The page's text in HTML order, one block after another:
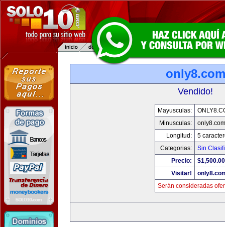
only8.com
Vendido!
Mayusculas:
Minusculas:
only8.com
Longitud:
5
Categorias:
Sin
Precio:
$1,500.00
Visitar!
Serán consideradas